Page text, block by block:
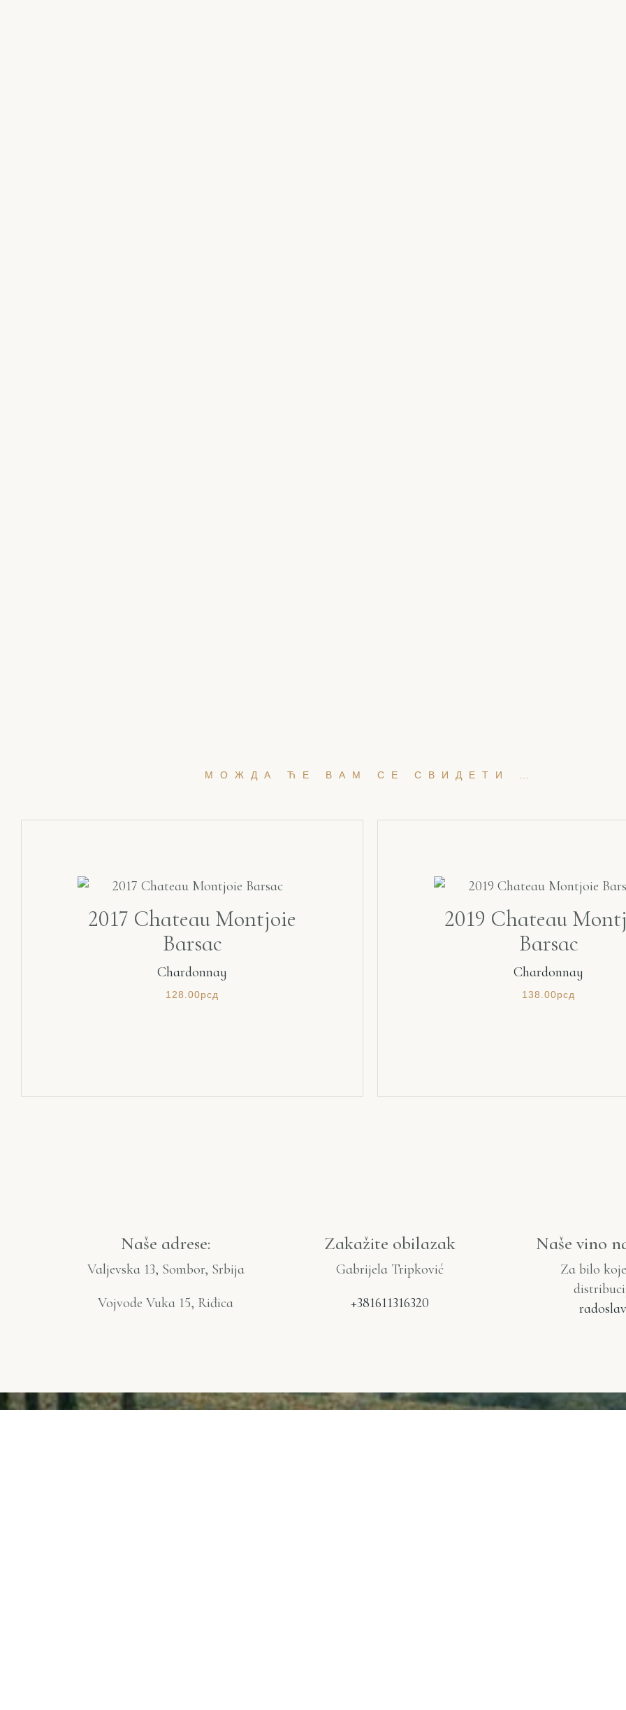
МОЖДА ЋЕ ВАМ СЕ СВИДЕТИ …
2017 Chateau Montjoie
Barsac
Chardonnay
128.00рсд
2019 Chateau
Barsac
Chardonnay
138.00рсд
Naše adrese:
Valjevska 13, Sombor, Srbija
Vojvode Vuka 15, Riđica
Zakažite obilazak
Gabrijela Tripković
+381611316320
Naše vino
Za bilo